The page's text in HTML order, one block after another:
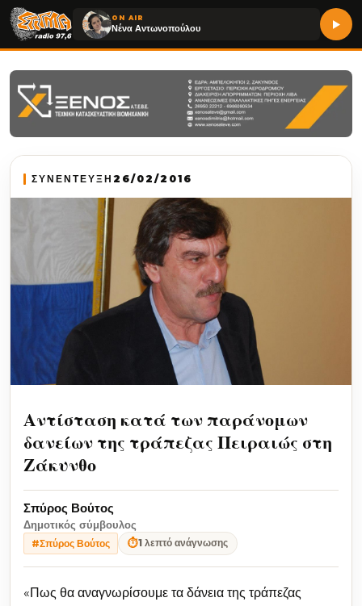
ON AIR
Νένα Αντωνοπούλου
ΣΥΝΕΝΤΕΥΞΗ 26/02/2016
Αντίσταση κατά των παράνομων
δανείων της τράπεζας Πειραιώς στη
Ζάκυνθο
Σπύρος Βούτος
Δημοτικός σύμβουλος
#Σπύρος Βούτος ⏱1 λεπτό ανάγνωσης
«Πως θα αναγνωρίσουμε τα δάνεια της τράπεζας